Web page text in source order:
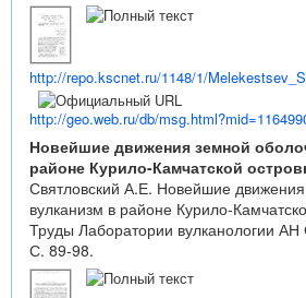
http://repo.kscnet.ru/1148/1/
http://geo.web.ru/db/
Новейшие движения земной
районе Курило-Камчатской
Святловский А.Е. Новейшие
вулканизм в районе Курило-
Труды Лаборатории вулканологии
С. 89-98.